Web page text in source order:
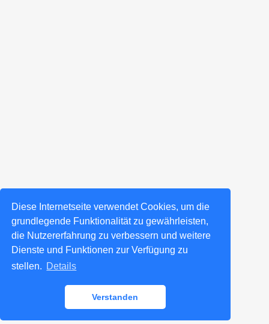
Diese Internetseite verwendet Cookies, um die
grundlegende Funktionalität zu gewährleisten,
die Nutzererfahrung zu verbessern und weitere
Dienste und Funktionen zur Verfügung zu
stellen. Details
Verstanden